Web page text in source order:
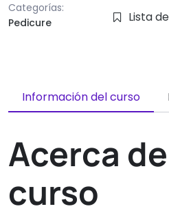
Categorías:
Pedicure
Lista
Información del curso
Acerca
curso